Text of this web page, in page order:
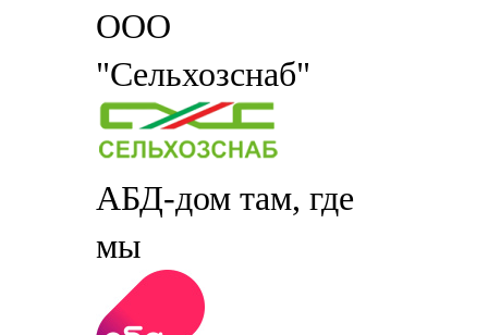
ООО
"Сельхозснаб"
АБД-дом там, где
мы